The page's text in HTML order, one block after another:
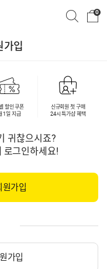
0
가입
할인 쿠폰
1일 지급
신규회원 첫 구매
24시 특가샵 혜택
귀찮으시죠?
로그인하세요!
가입
가입